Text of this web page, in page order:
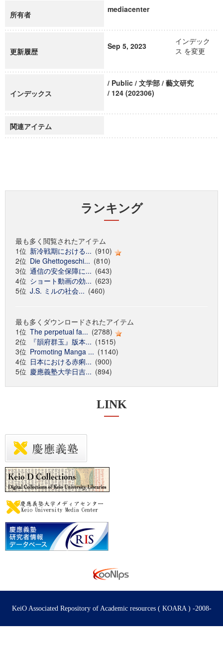
所有者
mediacenter
更新履歴
Sep 5, 2023
インデック
ス を変更
インデックス
/ Public / 文学部 / 藝文研究
/ 124 (202306)
関連アイテム
ランキング
最も多く閲覧されたアイテム
1位 新冷戦期における... (910)
2位 Die Ghettogeschi... (810)
3位 通信の安全保障に... (643)
4位 ショート動画の効... (623)
5位 J.S. ミルの社会... (460)
最も多くダウンロードされたアイテム
1位 The perpetual fa... (2788)
2位
『韻府群玉』版本... (1515)
3位 Promoting Manga ... (1140)
4位 日本における赤痢... (900)
5位 慶應義塾大学日吉... (894)
LINK
KeiO Associated Repository of Academic resources ( KOARA ) -2008-